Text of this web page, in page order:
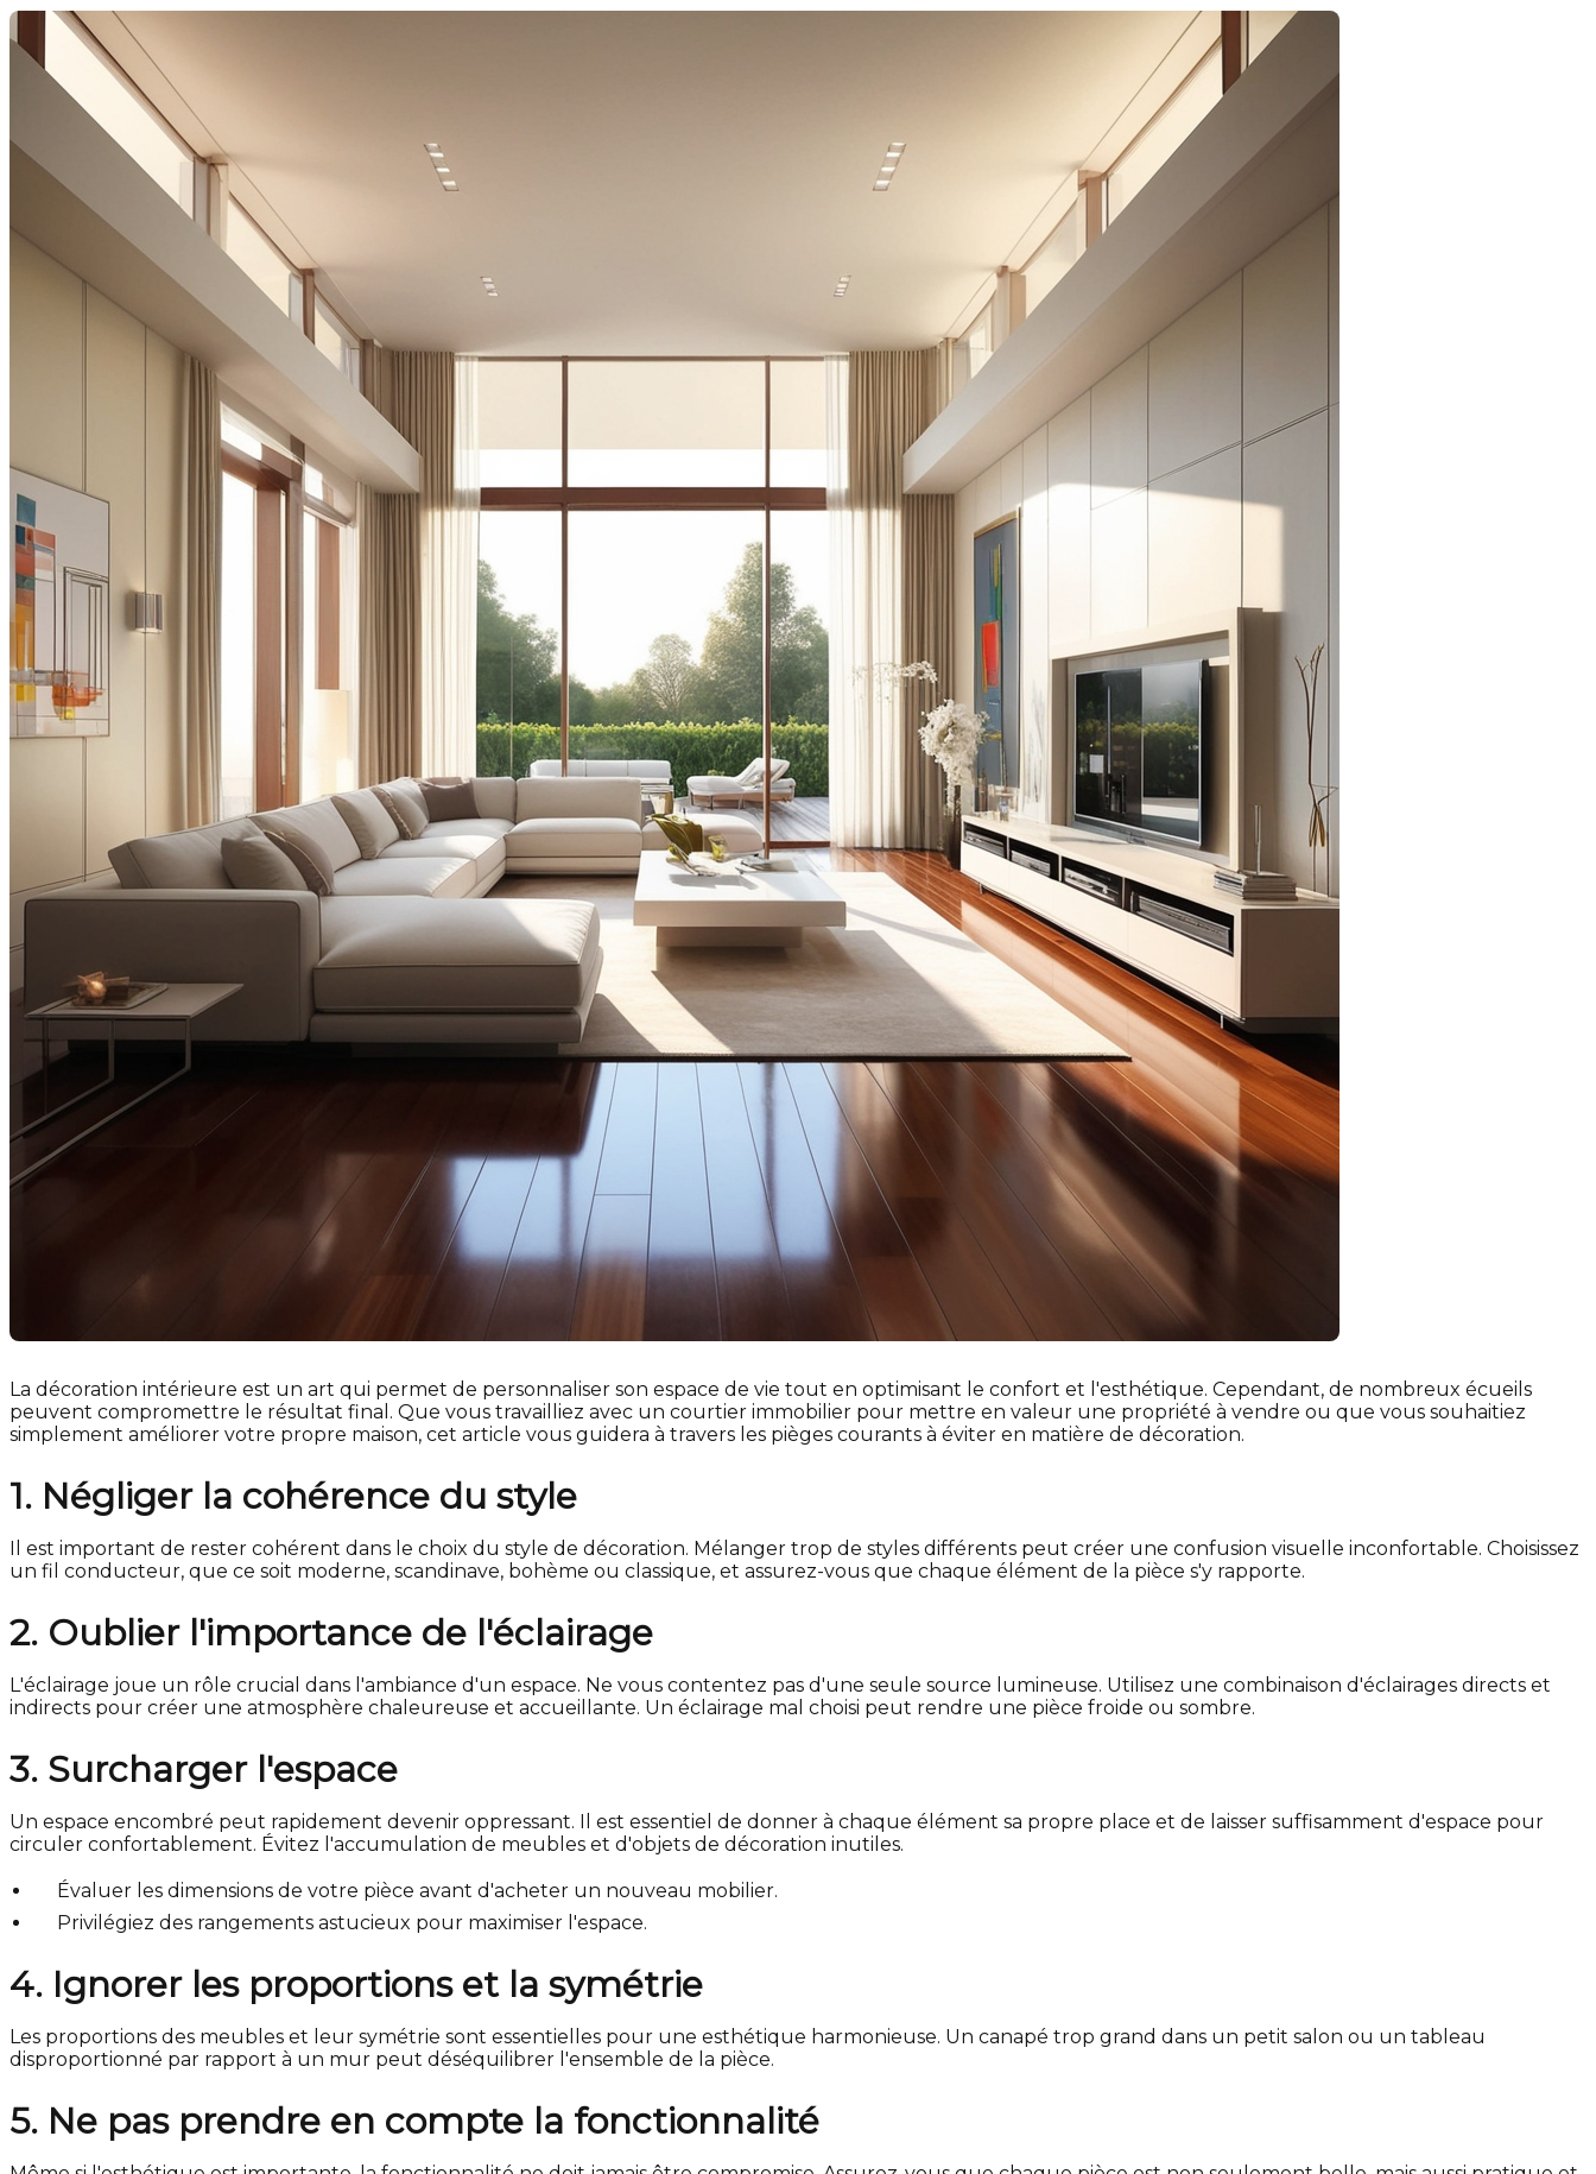
La décoration intérieure est un art qui permet de personnaliser son espace de vie tout en optimisant le confort et l'esthétique. Cependant, de nombreux écueils
peuvent compromettre le résultat final. Que vous travailliez avec un courtier immobilier pour mettre en valeur une propriété à vendre ou que vous souhaitiez
simplement améliorer votre propre maison, cet article vous guidera à travers les pièges courants à éviter en matière de décoration.
1. Négliger la cohérence du style
Il est important de rester cohérent dans le choix du style de décoration. Mélanger trop de styles différents peut créer une confusion visuelle inconfortable. Choisissez
un fil conducteur, que ce soit moderne, scandinave, bohème ou classique, et assurez-vous que chaque élément de la pièce s'y rapporte.
2. Oublier l'importance de l'éclairage
L'éclairage joue un rôle crucial dans l'ambiance d'un espace. Ne vous contentez pas d'une seule source lumineuse. Utilisez une combinaison d'éclairages directs et
indirects pour créer une atmosphère chaleureuse et accueillante. Un éclairage mal choisi peut rendre une pièce froide ou sombre.
3. Surcharger l'espace
Un espace encombré peut rapidement devenir oppressant. Il est essentiel de donner à chaque élément sa propre place et de laisser suffisamment d'espace pour
circuler confortablement. Évitez l'accumulation de meubles et d'objets de décoration inutiles.
Évaluer les dimensions de votre pièce avant d'acheter un nouveau mobilier.
Privilégiez des rangements astucieux pour maximiser l'espace.
4. Ignorer les proportions et la symétrie
Les proportions des meubles et leur symétrie sont essentielles pour une esthétique harmonieuse. Un canapé trop grand dans un petit salon ou un tableau
disproportionné par rapport à un mur peut déséquilibrer l'ensemble de la pièce.
5. Ne pas prendre en compte la fonctionnalité